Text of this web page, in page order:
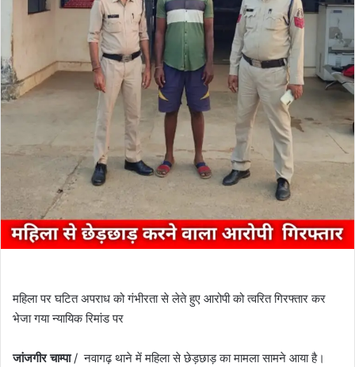
महिला पर घटित अपराध को गंभीरता से लेते हुए आरोपी को त्वरित गिरफ्तार कर
भेजा गया न्यायिक रिमांड पर
जांजगीर चाम्पा/ नवागढ़ थाने में महिला से छेड़छाड़ का मामला सामने आया है।